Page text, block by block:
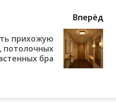
Вперёд
прихожую
потолочных
бра